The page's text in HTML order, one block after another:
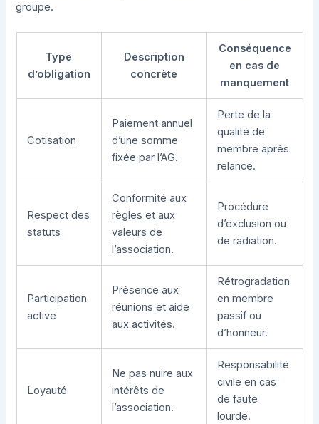
groupe.
Type
d’obligation
Description
concrète
Conséquence
en cas de
manquement
Cotisation
Paiement annuel
d’une somme
fixée par l’AG.
Perte de la
qualité de
membre après
relance.
Respect des
statuts
Conformité aux
règles et aux
valeurs de
l’association.
Procédure
d’exclusion ou
de radiation.
Participation
active
Présence aux
réunions et aide
aux activités.
Rétrogradation
en membre
passif ou
d’honneur.
Loyauté
Ne pas nuire aux
intérêts de
l’association.
Responsabilité
civile en cas
de faute
lourde.